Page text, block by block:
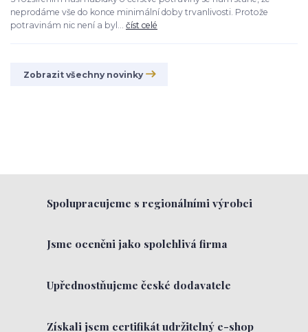
neprodáme vše do konce minimální doby trvanlivosti. Protože
potravinám nic není a byl... číst celé
Zobrazit všechny novinky
Spolupracujeme s regionálními výrobci
Jsme oceněni jako spolehlivá firma
Upřednostňujeme české dodavatele
Získali jsem certifikát udržitelný e-shop